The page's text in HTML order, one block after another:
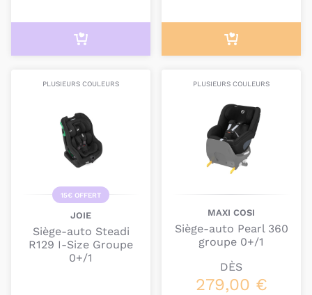
PLUSIEURS COULEURS
15€ OFFERT
JOIE
Siège-auto Steadi
R129 I-Size Groupe
0+/1
PLUSIEURS COULEURS
MAXI COSI
Siège-auto Pearl 360
groupe 0+/1
DÈS
279,00 €